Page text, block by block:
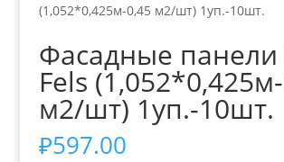
(1,052*0,425м-0,45 м2/шт) 1уп.-10шт.
Фасадные панели
Fels
м2/шт) 1уп.-10шт.
₽597.00